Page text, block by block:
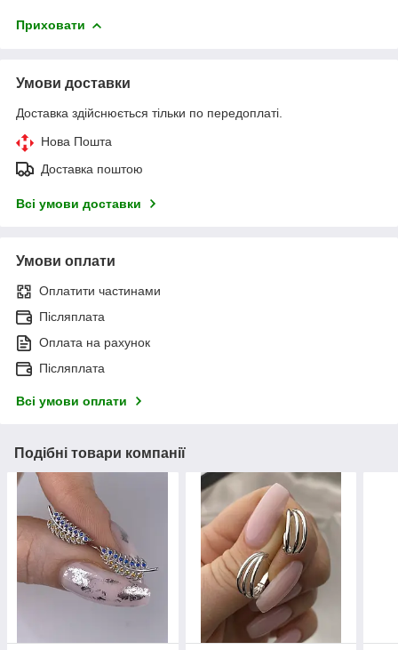
Приховати
Умови доставки
Доставка здійснюється тільки по передоплаті.
Нова Пошта
Доставка поштою
Всі умови доставки
Умови оплати
Оплатити частинами
Післяплата
Оплата на рахунок
Післяплата
Всі умови оплати
Подібні товари компанії